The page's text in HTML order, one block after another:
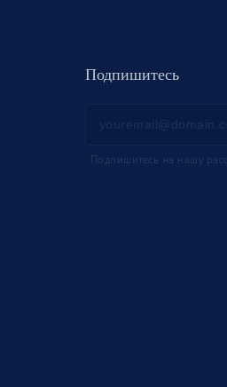
Подпишитесь
Подпишитесь на нашу